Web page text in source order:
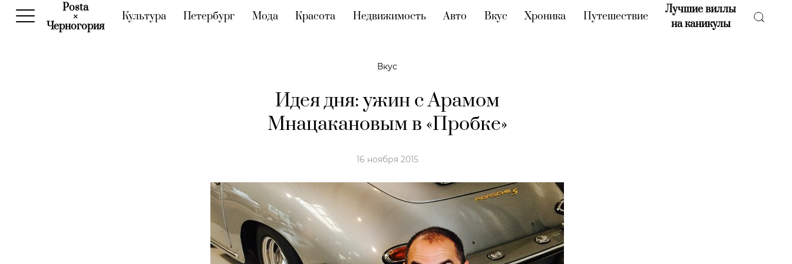
Posta
×
Черногория(current)
Культура(current)
Петербург (current)
Мода(current)
Красота (current)
Недвижимость(current)
Авто (current)
Вкус (current)
Хроника (current)
Путешествие(current)
Лучшие виллы
на каникулы(current)
Вкус
Идея дня: ужин с Арамом
Мнацакановым в «Пробке»
16 ноября 2015